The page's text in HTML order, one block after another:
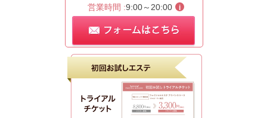
営業時間 :9:00～20:00